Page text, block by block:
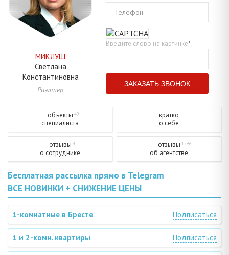
МИКЛУШ
Светлана
Константиновна
Риэлтер
Телефон
Введите слово на картинке*
объекты 49
специалиста
кратко
о себе
отзывы 4
о сотруднике
отзывы 1296
об агентстве
Бесплатная рассылка прямо в Telegram
ВСЕ НОВИНКИ + СНИЖЕНИЕ ЦЕНЫ
1-комнатные в Бресте Подписаться
1 и 2-комн. квартиры Подписаться